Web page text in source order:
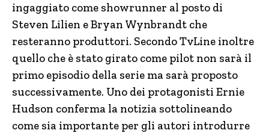
ingaggiato come showrunner al posto di
Steven Lilien e Bryan Wynbrandt che
resteranno produttori. Secondo TvLine inoltre
quello che è stato girato come pilot non sarà il
primo episodio della serie ma sarà proposto
successivamente. Uno dei protagonisti Ernie
Hudson conferma la notizia sottolineando
come sia importante per gli autori introdurre